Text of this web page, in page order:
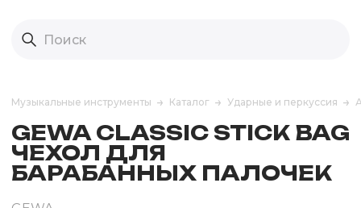
Музыкальные инструменты Каталог Ударные и перкуссия
GEWA CLASSIC STICK BAG
ЧЕХОЛ ДЛЯ
БАРАБАННЫХ ПАЛОЧЕК